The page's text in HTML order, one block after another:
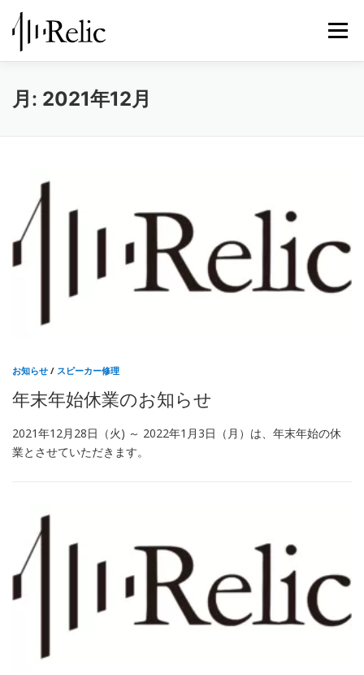
ン
メニュ
レリックについて スピーカー修理
月: 2021年12月
お知らせ / スピーカー修理
年末年始休業のお知らせ
2021年12月28日（火) ～ 2022年1月3日（月）は、年末年始の休
業とさせていただきます。